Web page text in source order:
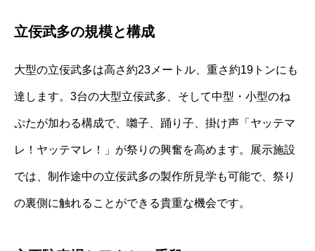
立佞武多の規模と構成
大型の立佞武多は高さ約23メートル、重さ約19トンにも
達します。3台の大型立佞武多、そして中型・小型のね
ぷたが加わる構成で、囃子、踊り子、掛け声「ヤッテマ
レ！ヤッテマレ！」が祭りの興奮を高めます。展示施設
では、制作途中の立佞武多の製作所見学も可能で、祭り
の裏側に触れることができる貴重な機会です。